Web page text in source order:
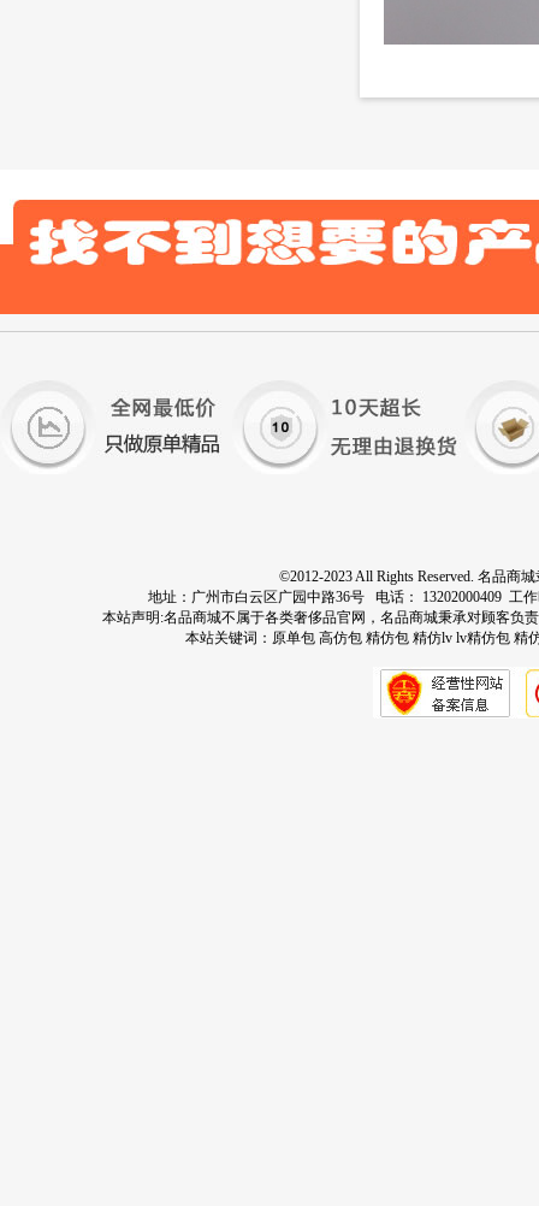
©2012-2023 All Rights Reserved. 名品
地址：广州市白云区广园中路36号 电话： 13202000409 工
本站声明:名品商城不属于各类奢侈品官网，名品商城秉承对顾客负
本站关键词： 原单包 高仿包 精仿包 精仿lv lv精仿包 精